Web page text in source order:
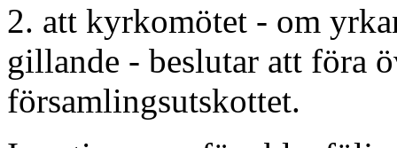
2. att kyrkomötet - om
gillande - beslutar att föra
församlingsutskottet.